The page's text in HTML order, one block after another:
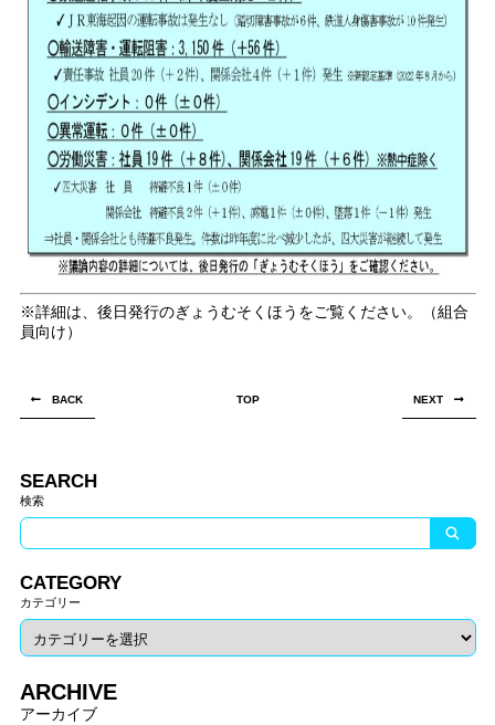
※詳細は、後日発行のぎょうむそくほうをご覧ください。（組合
員向け）
BACK TOP NEXT
SEARCH
検索
CATEGORY
カテゴリー
ARCHIVE
アーカイブ